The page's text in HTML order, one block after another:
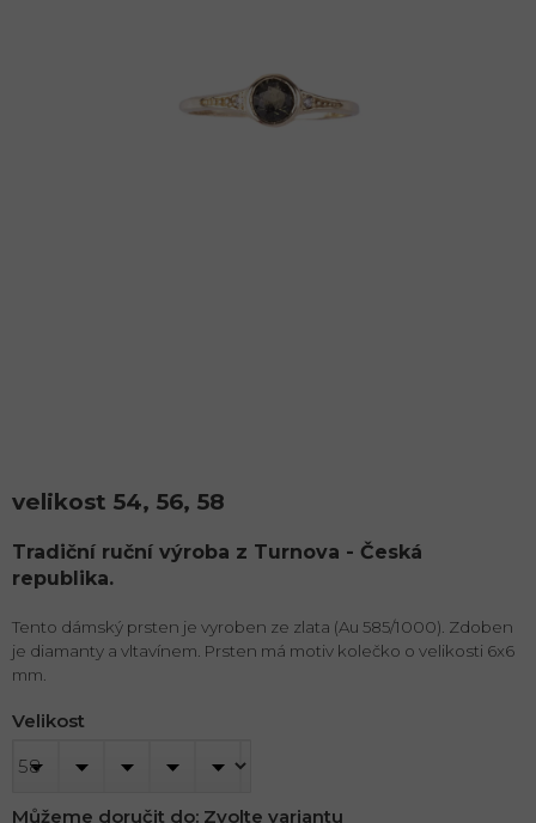
Velikost
Můžeme doručit do: Zvolte variantu
velikost 54, 56, 58
Tradiční ruční výroba z Turnova - Česká
republika.
Tento dámský prsten je vyroben ze zlata (Au 585/1000). Zdoben
je diamanty a vltavínem. Prsten má motiv kolečko o velikosti 6x6
mm.